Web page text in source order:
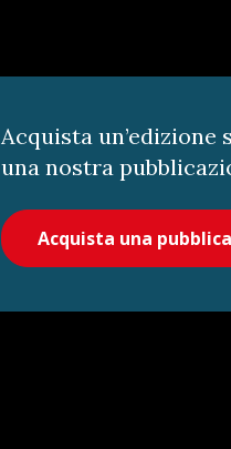
Acquista un’edizione
una nostra
Acquista una